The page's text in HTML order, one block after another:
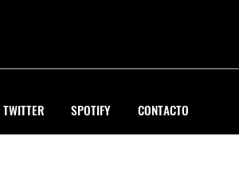
TWITTER SPOTIFY CONTACTO